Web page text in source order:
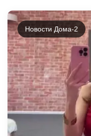
1805
Новости Дома-2